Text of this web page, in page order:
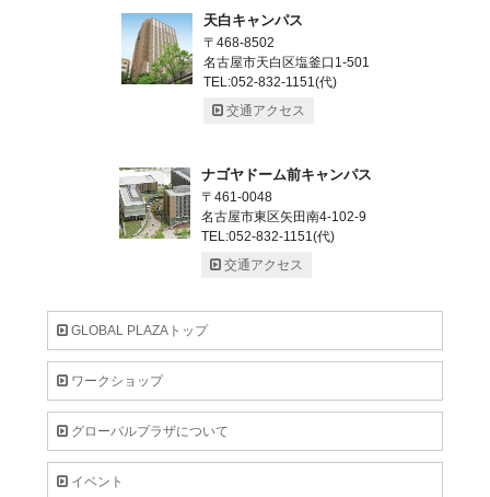
天白キャンパス
〒468-8502
名古屋市天白区塩釜口1-501
TEL:052-832-1151(代)
交通アクセス
ナゴヤドーム前キャンパス
〒461-0048
名古屋市東区矢田南4-102-9
TEL:052-832-1151(代)
交通アクセス
GLOBAL PLAZAトップ
ワークショップ
グローバルプラザについて
イベント